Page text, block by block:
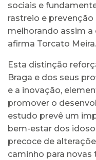
sociais e
rastreio e
melhorando assim a
afirma Torcato Meira.
Esta distinção
Braga e dos seus
e a inovação,
promover o
estudo prevê um
bem-estar dos
precoce de
caminho para novas